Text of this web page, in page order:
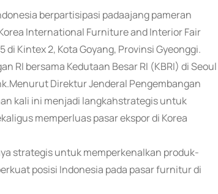
berpartisipasi padaajang pameran
International Furniture and Interior Fair
Kintex 2, Kota Goyang, Provinsi Gyeonggi.
RI bersama Kedutaan Besar RI (KBRI) di Seoul
Direktur Jenderal Pengembangan
kali ini menjadi langkahstrategis untuk
memperluas pasar ekspor di Korea
strategis untuk memperkenalkan produk-
posisi Indonesia pada pasar furnitur di